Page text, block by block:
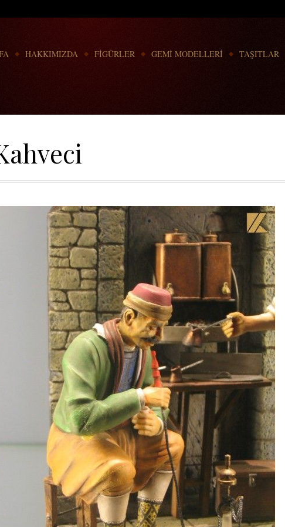
HAKKIMIZDA FİGÜRLER GEMİ MODELLERİ TAŞITLAR